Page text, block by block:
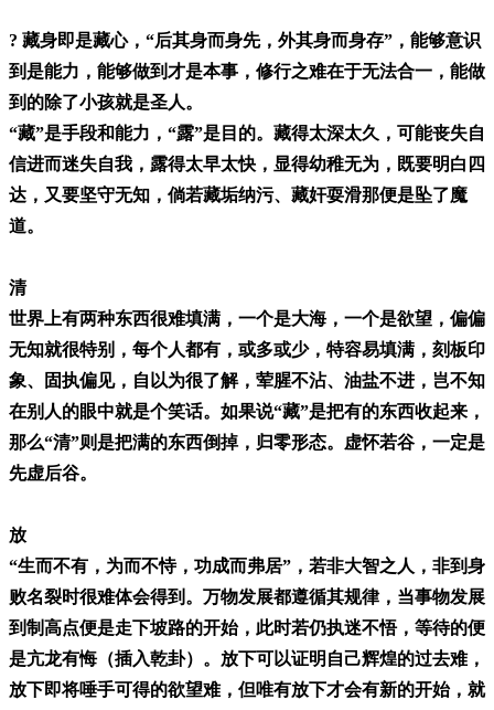
? 藏身即是藏心，“后其身而身先，外其身而身存”，能够意识
到是能力，能够做到才是本事，修行之难在于无法合一，能做
到的除了小孩就是圣人。
“藏”是手段和能力，“露”是目的。藏得太深太久，可能丧失自
信进而迷失自我，露得太早太快，显得幼稚无为，既要明白四
达，又要坚守无知，倘若藏垢纳污、藏奸耍滑那便是坠了魔
道。
清
世界上有两种东西很难填满，一个是大海，一个是欲望，偏偏
无知就很特别，每个人都有，或多或少，特容易填满，刻板印
象、固执偏见，自以为很了解，荤腥不沾、油盐不进，岂不知
在别人的眼中就是个笑话。如果说“藏”是把有的东西收起来，
那么“清”则是把满的东西倒掉，归零形态。虚怀若谷，一定是
先虚后谷。
放
“生而不有，为而不恃，功成而弗居”，若非大智之人，非到身
败名裂时很难体会得到。万物发展都遵循其规律，当事物发展
到制高点便是走下坡路的开始，此时若仍执迷不悟，等待的便
是亢龙有悔（插入乾卦）。放下可以证明自己辉煌的过去难，
放下即将唾手可得的欲望难，但唯有放下才会有新的开始，就